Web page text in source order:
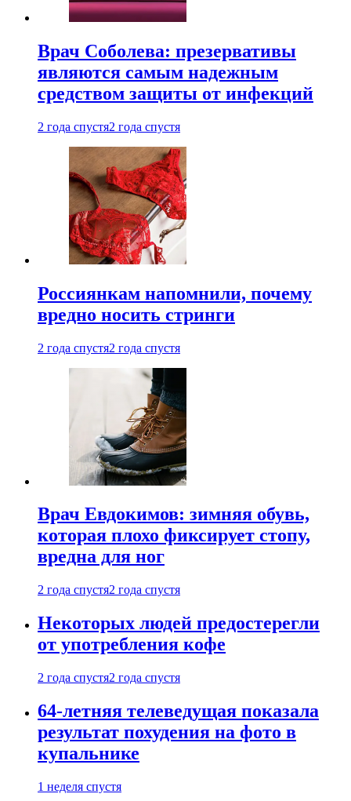
Врач Соболева: презервативы
являются самым надежным
средством защиты от инфекций
2 года спустя2 года спустя
Россиянкам напомнили, почему
вредно носить стринги
2 года спустя2 года спустя
Врач Евдокимов: зимняя обувь,
которая плохо фиксирует стопу,
вредна для ног
2 года спустя2 года спустя
Некоторых людей предостерегли
от употребления кофе
2 года спустя2 года спустя
64-летняя телеведущая показала
результат похудения на фото в
купальнике
1 неделя спустя